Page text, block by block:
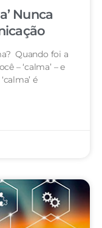
Nunca
Quando foi a
– ‘calma’ – e
é